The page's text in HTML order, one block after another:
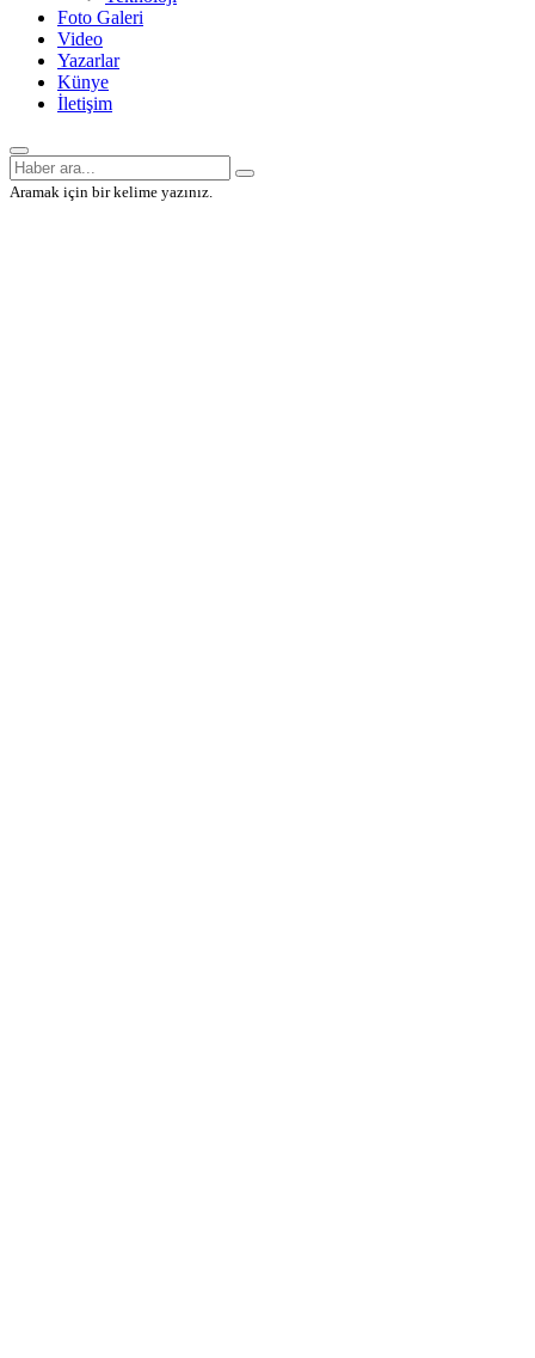
Foto Galeri
Video
Yazarlar
Künye
İletişim
Aramak için bir kelime yazınız.